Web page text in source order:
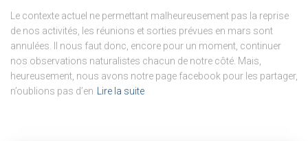
Le contexte actuel ne permettant malheureusement pas la reprise
de nos activités, les réunions et sorties prévues en mars sont
annulées. Il nous faut donc, encore pour un moment, continuer
nos observations naturalistes chacun de notre côté. Mais,
heureusement, nous avons notre page facebook pour les partager,
n’oublions pas d’en Lire la suite